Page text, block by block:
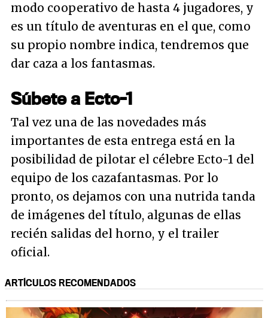
modo cooperativo de hasta 4 jugadores, y
es un título de aventuras en el que, como
su propio nombre indica, tendremos que
dar caza a los fantasmas.
Súbete a Ecto-1
Tal vez una de las novedades más
importantes de esta entrega está en la
posibilidad de pilotar el célebre Ecto-1 del
equipo de los cazafantasmas. Por lo
pronto, os dejamos con una nutrida tanda
de imágenes del título, algunas de ellas
recién salidas del horno, y el trailer
oficial.
ARTÍCULOS RECOMENDADOS